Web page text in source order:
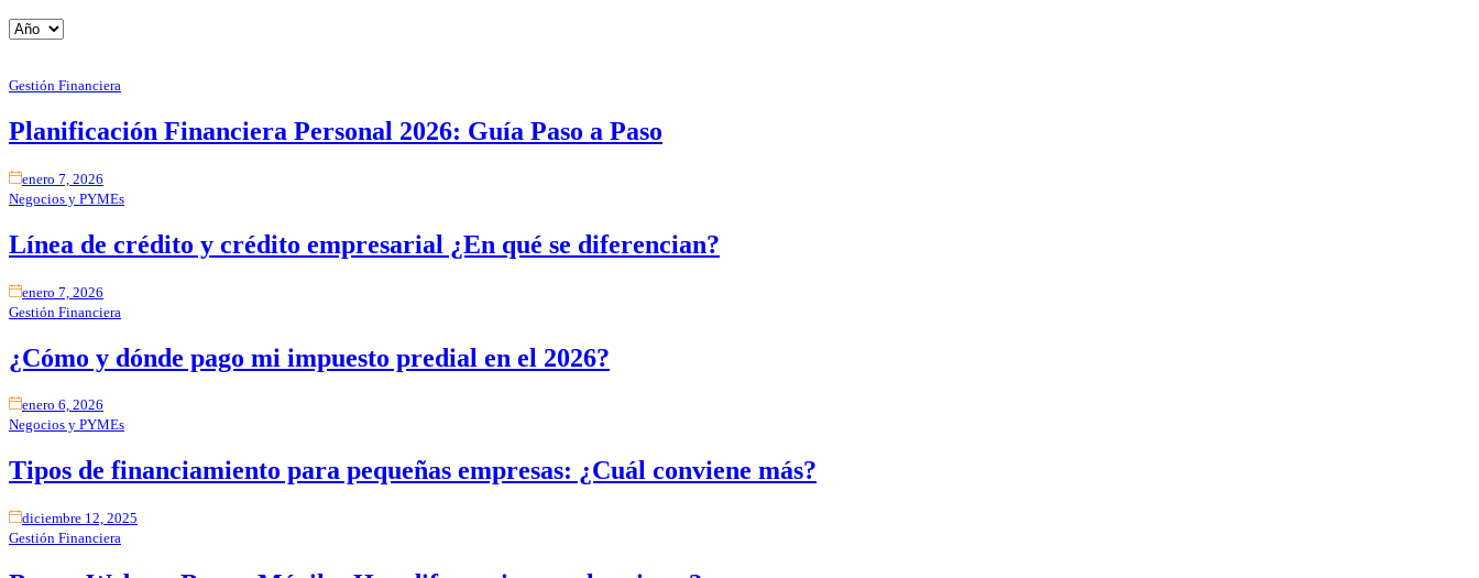
Gestión Financiera
Planificación Financiera Personal 2026: Guía Paso a Paso
enero 7, 2026
Negocios y PYMEs
Línea de crédito y crédito empresarial ¿En qué se diferencian?
enero 7, 2026
Gestión Financiera
¿Cómo y dónde pago mi impuesto predial en el 2026?
enero 6, 2026
Negocios y PYMEs
Tipos de financiamiento para pequeñas empresas: ¿Cuál conviene más?
diciembre 12, 2025
Gestión Financiera